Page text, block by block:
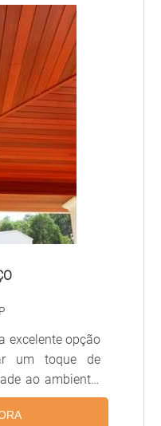
encontra forros
com preços
Não perca
excelente opção
um toque de
ao ambiente.
madeira é
resistente, além